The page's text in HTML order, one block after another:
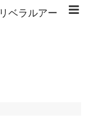
ベラルアー